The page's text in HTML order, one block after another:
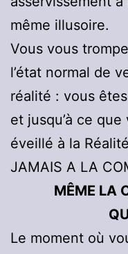
même illusoire.
Vous vous
l’état normal de
réalité : vous
et jusqu’à ce
éveillé à la
JAMAIS A LA
MÊME LA
Le moment où